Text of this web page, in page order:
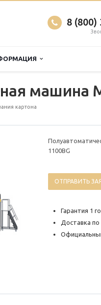
8 (800)
машина
картона
1100BG
ОТПРАВИТЬ
Гарантия 1
Доставка